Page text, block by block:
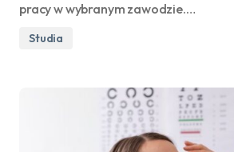
pracy w wybranym zawodzie.…
Studia